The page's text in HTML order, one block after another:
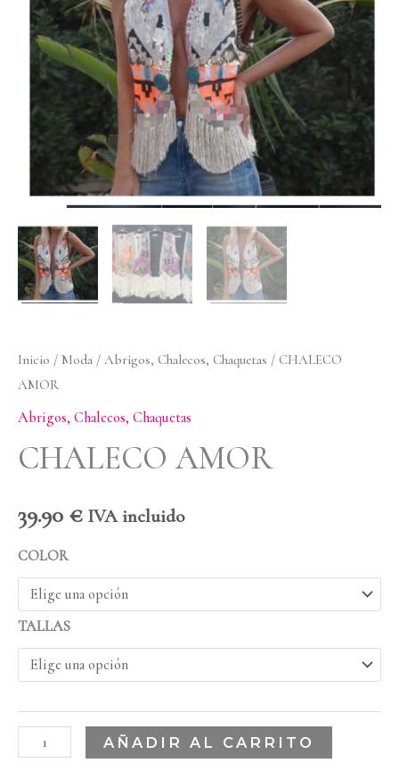
Inicio / Moda / Abrigos, Chalecos, Chaquetas / CHALECO
AMOR
Abrigos, Chalecos, Chaquetas
CHALECO AMOR
39.90 € IVA incluido
COLOR
TALLAS
AÑADIR AL CARRITO